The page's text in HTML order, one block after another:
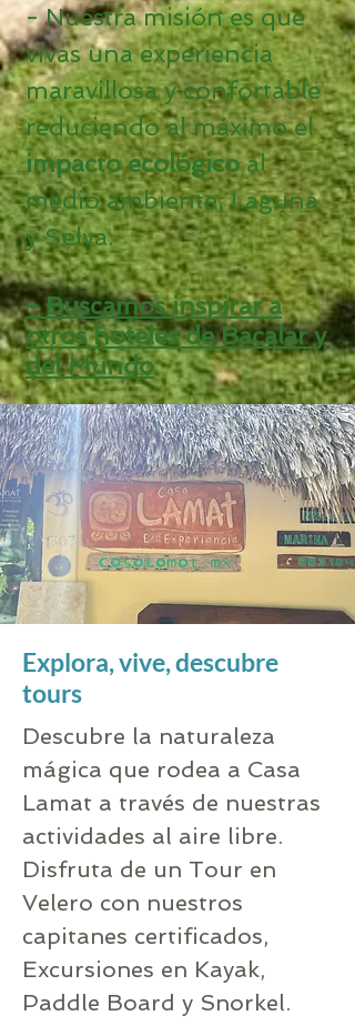
- Nuestra misión es que
vivas una experiencia
maravillosa y confortable
reduciendo al máximo el
impacto ecológicoal
medio ambiente, Laguna
y Selva.
- Buscamos inspirar a
otros hoteles de Bacalar y
del Mundo.
Explora, vive,descubre
tours
Descubre la naturaleza
mágica que rodea a Casa
Lamat a través de nuestras
actividades al aire libre.
Disfruta de un Tour en
Velero con nuestros
capitanes certificados,
Excursiones en Kayak,
Paddle Board y Snorkel.